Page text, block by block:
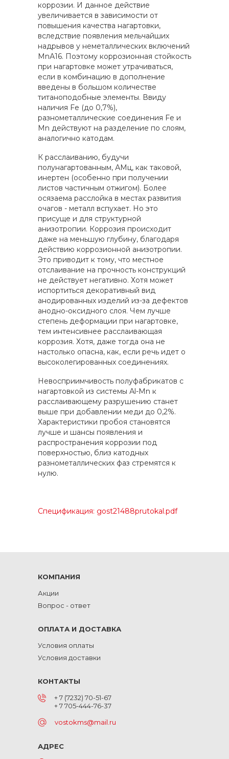
коррозии. И данное действие
увеличивается в зависимости от
повышения качества нагартовки,
вследствие появления мельчайших
надрывов у неметаллических включений
МnА16. Поэтому коррозионная стойкость
при нагартовке может утрачиваться,
если в комбинацию в дополнение
введены в большом количестве
титаноподобные элементы. Ввиду
наличия Fe (до 0,7%),
разнометаллические соединения Fe и
Mn действуют на разделение по слоям,
аналогично катодам.
К расслаиванию, будучи
полунагартованным, АМц, как таковой,
инертен (особенно при получении
листов частичным отжигом). Более
осязаема расслойка в местах развития
очагов - металл вспухает. Но это
присуще и для структурной
анизотропии. Коррозия происходит
даже на меньшую глубину, благодаря
действию коррозионной анизотропии.
Это приводит к тому, что местное
отслаивание на прочность конструкций
не действует негативно. Хотя может
испортиться декоративный вид
анодированных изделий из-за дефектов
анодно-оксидного слоя. Чем лучше
степень деформации при нагартовке,
тем интенсивнее расслаивающая
коррозия. Хотя, даже тогда она не
настолько опасна, как, если речь идет о
высоколегированных соединениях.
Невосприимчивость полуфабрикатов с
нагартовкой из системы Аl-Мn к
расслаивающему разрушению станет
выше при добавлении меди до 0,2%.
Характеристики пробоя становятся
лучше и шансы появления и
распространения коррозии под
поверхностью, близ катодных
разнометаллических фаз стремятся к
нулю.
Спецификация: gost21488prutokal.pdf
КОМПАНИЯ
Акции
Вопрос - ответ
ОПЛАТА И ДОСТАВКА
Условия оплаты
Условия доставки
КОНТАКТЫ
+ 7 (7232) 70-51-67
+ 7 705-444-76-37
vostokms@mail.ru
АДРЕС